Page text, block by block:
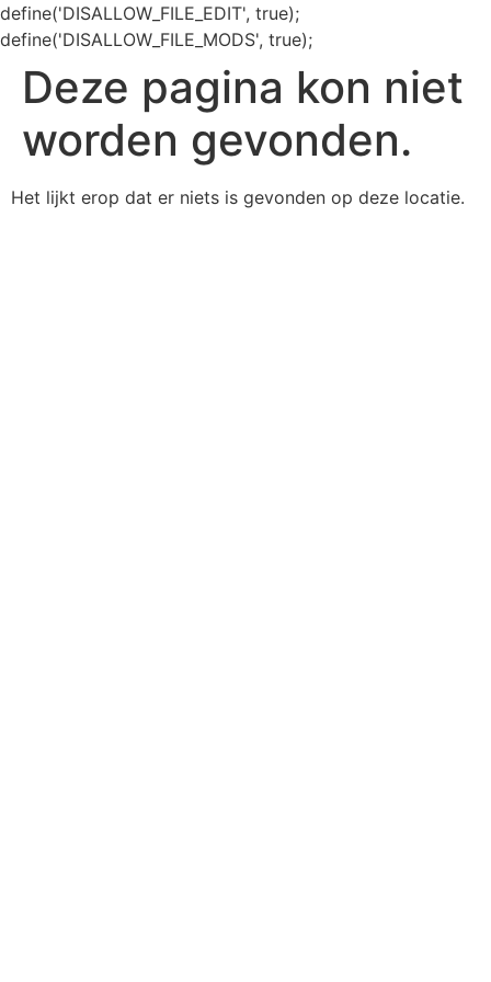
define('DISALLOW_FILE_EDIT', true);
define('DISALLOW_FILE_MODS', true);
Deze pagina kon niet
worden gevonden.
Het lijkt erop dat er niets is gevonden op deze locatie.